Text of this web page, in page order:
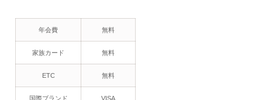
年会費 無料
家族カード 無料
ETC 無料
国際ブランド VISA